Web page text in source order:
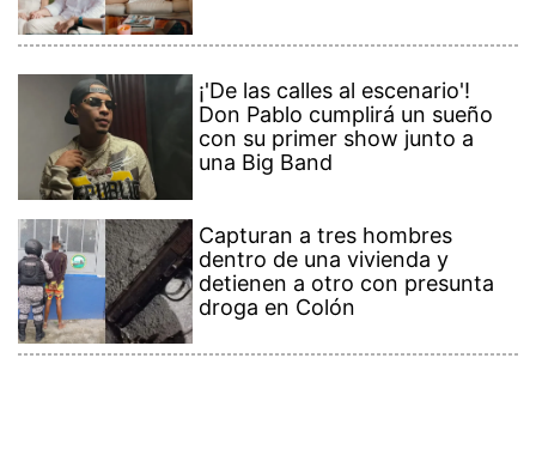
¡'De las calles al escenario'!
Don Pablo cumplirá un sueño
con su primer show junto a
una Big Band
Capturan a tres hombres
dentro de una vivienda y
detienen a otro con presunta
droga en Colón